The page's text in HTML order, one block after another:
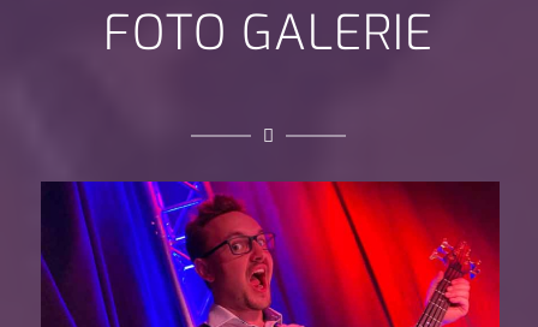
FOTO GALERIE